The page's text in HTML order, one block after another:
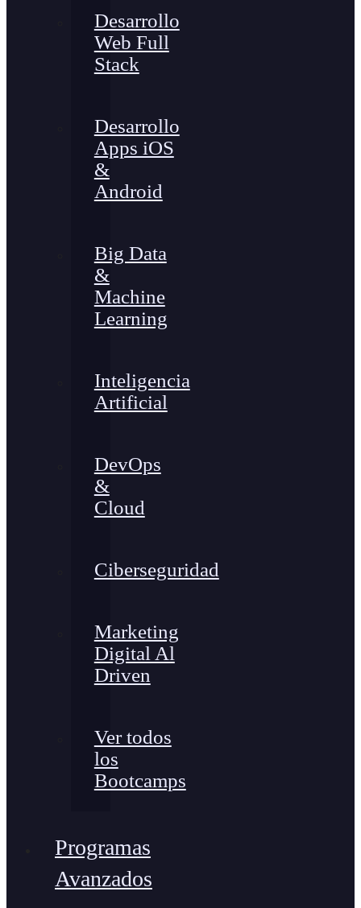
Desarrollo
Web Full
Stack
Desarrollo
Apps iOS
&
Android
Big Data
&
Machine
Learning
Inteligencia
Artificial
DevOps
&
Cloud
Ciberseguridad
Marketing
Digital Al
Driven
Ver todos
los
Bootcamps
Programas
Avanzados